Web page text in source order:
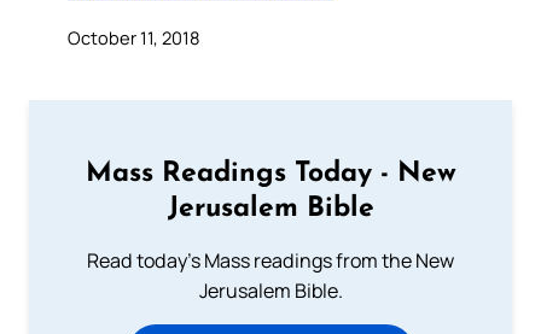
October 11, 2018
Mass Readings Today - New
Jerusalem Bible
Read today's Mass readings from the New
Jerusalem Bible.